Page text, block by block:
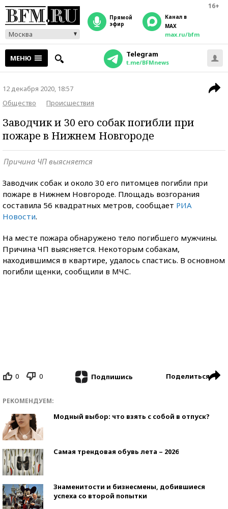
16+
Москва
прямой
эфир
Канал в
MAX
max.ru/bfm
МЕНЮ Telegram
t.me/BFMnews
12 декабря 2020, 18:57
Общество
Происшествия
Заводчик и 30 его собак погибли при
пожаре в Нижнем Новгороде
Причина ЧП выясняется
Заводчик собак и около 30 его питомцев погибли при
пожаре в Нижнем Новгороде. Площадь возгорания
составила 56 квадратных метров, сообщает РИА
Новости.
На месте пожара обнаружено тело погибшего мужчины.
Причина ЧП выясняется. Некоторым собакам,
находившимся в квартире, удалось спастись. В основном
погибли щенки, сообщили в МЧС.
0 0 Подпишись Поделиться
РЕКОМЕНДУЕМ:
Модный выбор: что взять с собой в отпуск?
Самая трендовая обувь лета – 2026
Знаменитости и бизнесмены, добившиеся
успеха со второй попытки